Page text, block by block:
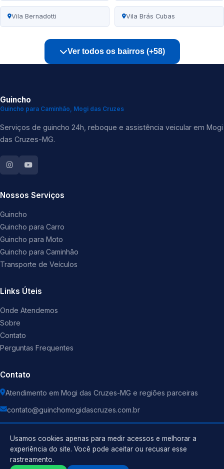
Vila Bernadotti Vila Brás Cubas
Ver todos os bairros (+58)
Guincho
Guincho para Caminhão, Mogi das Cruzes
Serviços de guincho 24h, reboque e assistência veicular em Mogi
das Cruzes-MG.
Nossos Serviços
Guincho
Guincho para Carro
Guincho para Moto
Guincho para Caminhão
Transporte de Veículos
Links Úteis
Onde Atendemos
Sobre
Contato
Perguntas Frequentes
Contato
Atendimento em Mogi das Cruzes-MG e regiões parceiras
contato@guinchomogidascruzes.com.br
Usamos cookies apenas para medir acessos e melhorar a
experiência do site. Você pode aceitar ou recusar esse
rastreamento.